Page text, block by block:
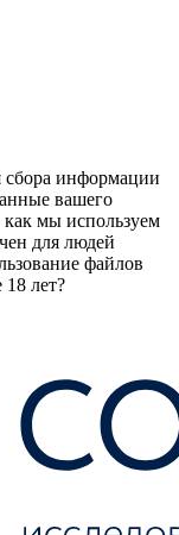
сбора информации
вашего
мы используем
для людей
файлов
18 лет?